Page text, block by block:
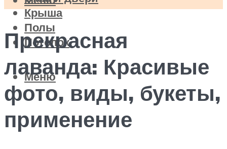
Крыша
Полы
Потолок
Меню
Прекрасная
лаванда: Красивые
фото, виды, букеты,
применение